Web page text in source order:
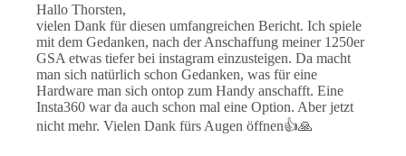
Hallo Thorsten,
vielen Dank für diesen umfangreichen Bericht. Ich spiele
mit dem Gedanken, nach der Anschaffung meiner 1250er
GSA etwas tiefer bei instagram einzusteigen. Da macht
man sich natürlich schon Gedanken, was für eine
Hardware man sich ontop zum Handy anschafft. Eine
Insta360 war da auch schon mal eine Option. Aber jetzt
nicht mehr. Vielen Dank fürs Augen öffnen👍🙏